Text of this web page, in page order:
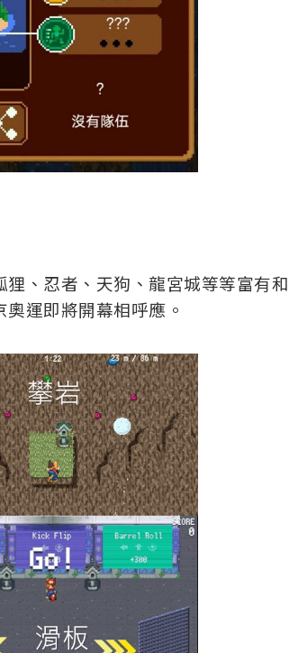
、忍者、天狗、龍宮城等等富有和
運即將開幕相呼應。